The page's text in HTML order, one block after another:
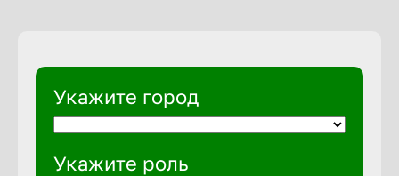
Укажите город
Укажите роль